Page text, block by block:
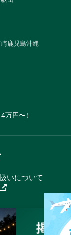
鹿児島沖縄
万円〜）
いについて